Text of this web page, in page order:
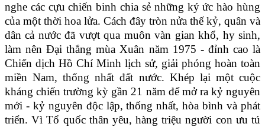
nghe các cựu chiến binh chia sẻ những ký ức hào hùng
của một thời hoa lửa. Cách đây tròn nửa thế kỷ, quân và
dân cả nước đã vượt qua muôn vàn gian khổ, hy sinh,
làm nên Đại thắng mùa Xuân năm 1975 - đỉnh cao là
Chiến dịch Hồ Chí Minh lịch sử, giải phóng hoàn toàn
miền Nam, thống nhất đất nước. Khép lại một cuộc
kháng chiến trường kỳ gần 21 năm để mở ra kỷ nguyên
mới - kỷ nguyên độc lập, thống nhất, hòa bình và phát
triển. Vì Tổ quốc thân yêu, hàng triệu người con ưu tú